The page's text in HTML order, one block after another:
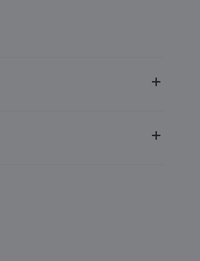
5, пом. 39